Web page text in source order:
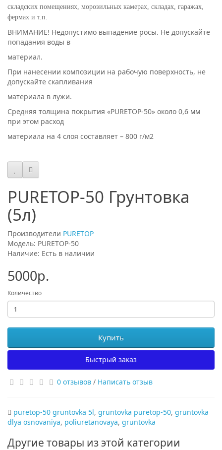
складских помещениях, морозильных камерах, складах, гаражах,
фермах и т.п.
ВНИМАНИЕ! Недопустимо выпадение росы. Не допускайте
попадания воды в
материал.
При нанесении композиции на рабочую поверхность, не
допускайте скапливания
материала в лужи.
Средняя толщина покрытия «PURETOP-50» около 0,6 мм
при этом расход
материала на 4 слоя составляет – 800 г/м2
PURETOP-50 Грунтовка
(5л)
Производители PURETOP
Модель: PURETOP-50
Наличие: Есть в наличии
5000р.
Количество
Купить
Быстрый заказ
0 отзывов / Написать отзыв
puretop-50 gruntovka 5l, gruntovka puretop-50, gruntovka
dlya osnovaniya, poliuretanovaya, gruntovka
Другие товары из этой категории